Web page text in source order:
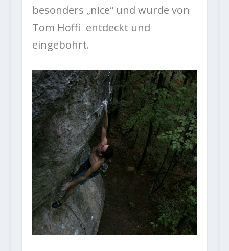
besonders „nice“ und wurde von
Tom Hoffi entdeckt und
eingebohrt.